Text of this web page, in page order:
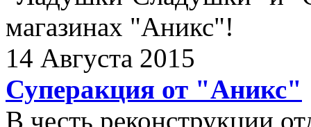
магазинах "Аникс"!
14 Августа 2015
Суперакция от "Аникс"
В честь реконструкции